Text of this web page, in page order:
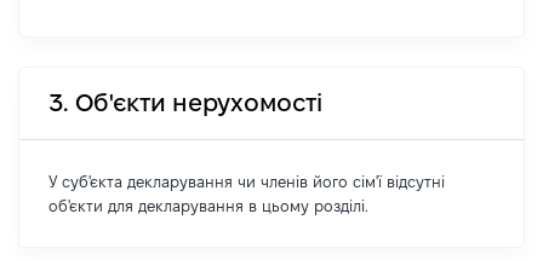
3. Об'єкти нерухомості
У суб'єкта декларування чи членів його сім'ї відсутні
об'єкти для декларування в цьому розділі.